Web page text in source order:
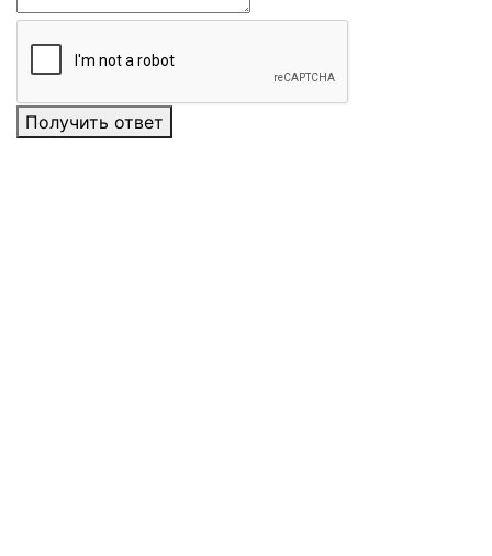
Получить ответ